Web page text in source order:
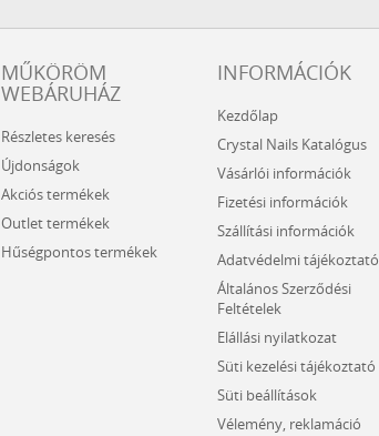
MŰKÖRÖM
WEBÁRUHÁZ
Részletes keresés
Újdonságok
Akciós termékek
Outlet termékek
Hűségpontos termékek
INFORMÁCIÓK
Kezdőlap
Crystal Nails Katalógus
Vásárlói információk
Fizetési információk
Szállítási információk
Adatvédelmi tájékoztató
Általános Szerződési
Feltételek
Elállási nyilatkozat
Süti kezelési tájékoztató
Süti beállítások
Vélemény, reklamáció